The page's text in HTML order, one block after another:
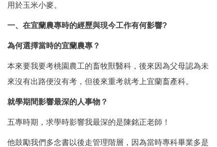
用於玉米小麥。
一、在宜蘭農專時的經歷與現今工作有何影響?
為何選擇當時的宜蘭農專？
本來要我要考桃園農工的畜牧獸醫科，後來因為父母認為未
來沒有出路便沒有考，但後來重考就考上宜蘭畜產科。
就學期間影響最深的人事物？
五專時期，求學時影響我最深的是陳銘正老師！
他鼓勵我們多念書以後走管理階層，因為當時專科畢業多是